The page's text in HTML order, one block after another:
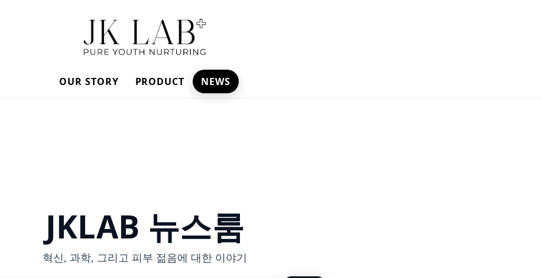
OUR STORY PRODUCT NEWS
JKLAB 뉴스룸
혁신, 과학, 그리고 피부 젊음에 대한 이야기